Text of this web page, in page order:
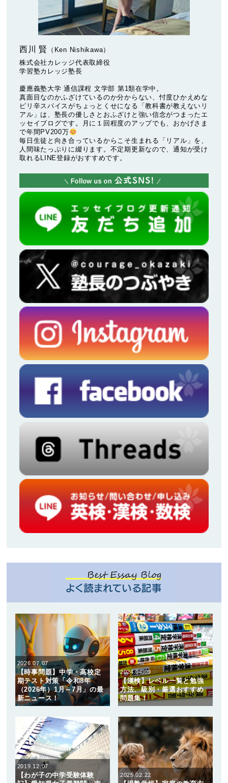
西川 賢
（Ken Nishikawa）
株式会社カレッジ代表取締役
学習塾カレッジ塾長
慶應義塾大学 通信課程 文学部 第1類在学中。
真面目なのかふざけているのか分からない、忖度ひかえめな
ピリ辛スパイスがちょっとくせになる「教科書が教えないリ
アル」は、塾長の優しさとおふざけと強い信念がつまったエ
ッセイブログです。月に１回程度のアップでも、おかげさま
で年間PV200万
毎日生徒と向き合っているからこそ生まれる「リアル」を、
人間味たっぷりに綴ります。不定期更新なので、通知が受け
取れるLINE登録がおすすめです。
2026.07.07
【時事問題】中学・高校定
期テスト対策「令和8年
（2026年）1月～7月」の最
新ニュース！
2024.04.09
【漢検】レベル一覧と勉強
方法、級別・厳選おすすめ
問題集！
2019.12.07
【わが子の中学受験体験
2025.02.22